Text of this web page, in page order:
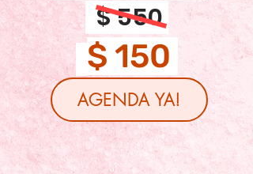
$ 550
$ 150
AGENDA YA!